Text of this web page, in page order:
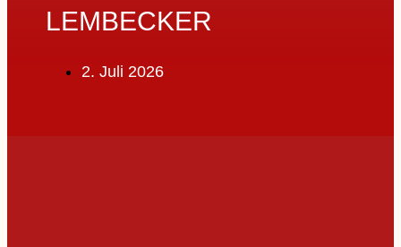
LEMBECKER
2. Juli 2026